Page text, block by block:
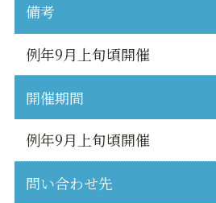
備考
例年9月上旬頃開催
開催期間
例年9月上旬頃開催
問い合わせ先